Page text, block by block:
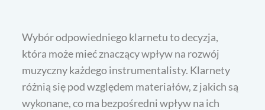
Wybór odpowiedniego klarnetu to decyzja,
która może mieć znaczący wpływ na rozwój
muzyczny każdego instrumentalisty. Klarnety
różnią się pod względem materiałów, z jakich są
wykonane, co ma bezpośredni wpływ na ich